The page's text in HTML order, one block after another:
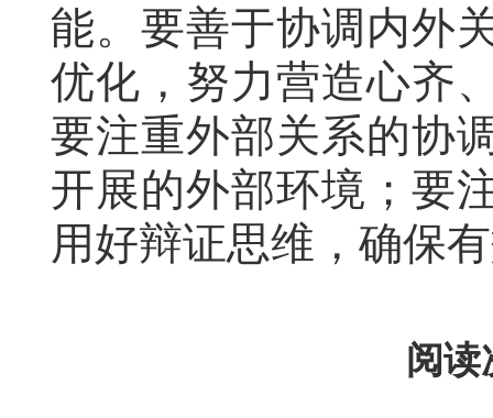
能。要善于协调内外
优化，努力营造心齐
要注重外部关系的协
开展的外部环境；要
用好辩证思维，确保
阅读